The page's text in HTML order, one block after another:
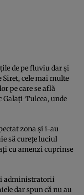
de pe fluviu dar şi
cele mai multe
pe care se află
Galaţi-Tulcea, unde
zona şi i-au
să cureţe luciul
cu amenzi cuprinse
administratorii
dar spun că nu au